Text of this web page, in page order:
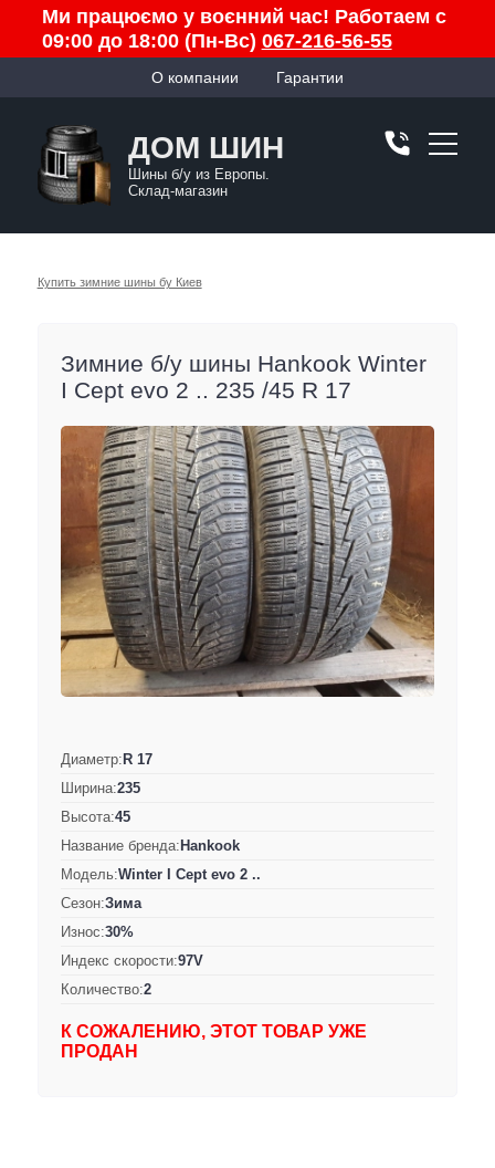
Ми працюємо у воєнний час! Работаем с
09:00 до 18:00 (Пн-Вс) 067-216-56-55
О компании Гарантии
ДОМ ШИН
Шины б/у из Европы.
Склад-магазин
Купить зимние шины бу Киев
Зимние б/у шины Hankook Winter
I Cept evo 2 .. 235 /45 R 17
Диаметр:R 17
Ширина:235
Высота:45
Название бренда:Hankook
Модель:Winter I Cept evo 2 ..
Сезон:Зима
Износ:30%
Индекс скорости:97V
Количество:2
К СОЖАЛЕНИЮ, ЭТОТ ТОВАР УЖЕ
ПРОДАН